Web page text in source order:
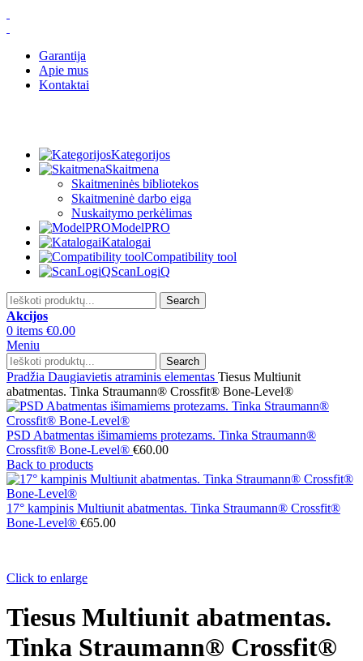
Garantija
Apie mus
Kontaktai
Kategorijos
Skaitmena
Skaitmeninės bibliotekos
Skaitmeninė darbo eiga
Nuskaitymo perkėlimas
ModelPRO
Katalogai
Compatibility tool
ScanLogiQ
Search
Akcijos
0 items €0.00
Meniu
Search
Pradžia Daugiavietis atraminis elementas Tiesus Multiunit
abatmentas. Tinka Straumann® Crossfit® Bone-Level®
PSD Abatmentas išimamiems protezams. Tinka Straumann®
Crossfit® Bone-Level® €60.00
Back to products
17° kampinis Multiunit abatmentas. Tinka Straumann® Crossfit®
Bone-Level® €65.00
Click to enlarge
Tiesus Multiunit abatmentas.
Tinka Straumann® Crossfit®